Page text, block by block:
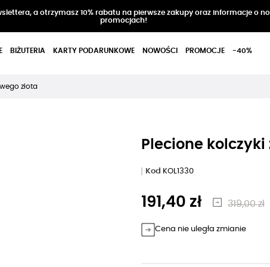
a otrzymasz 10% rabatu na pierwsze zakupy oraz informacje o
promocjach!
BIŻUTERIA KARTY PODARUNKOWE NOWOŚCI PROMOCJE -40%
złota
Plecione kolczyki
Kod KOL1330
191,40 zł 319,00 zł
Cena nie uległa zmianie